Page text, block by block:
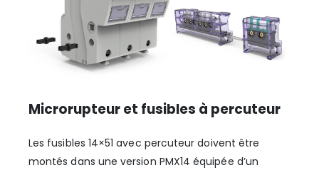
Microrupteur et fusibles à percuteur
Les fusibles 14×51 avec percuteur doivent être
montés dans une version PMX14 équipée d’un